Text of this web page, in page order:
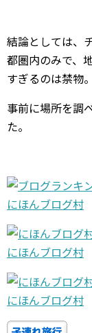
結論としては、
都圏内のみで、
すぎるのは禁物。
事前に場所を調
た。
にほんブログ村
にほんブログ村
にほんブログ村